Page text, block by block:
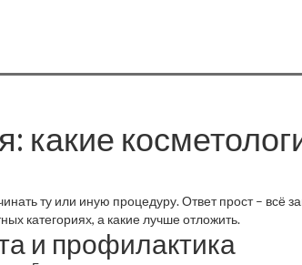
какие
ту или иную процедуру. Ответ прост – всё
категориях, а какие лучше отложить.
и профилактика